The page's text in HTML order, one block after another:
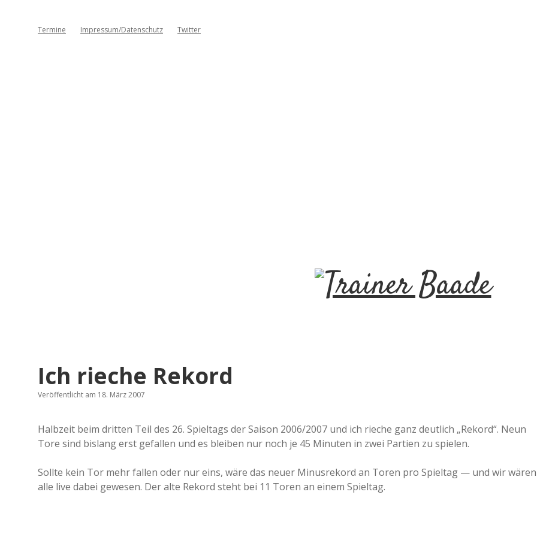
Termine Impressum/Datenschutz Twitter
T
n
e
r
Ich rieche Rekord
Veröffentlicht am 18. März 2007
Halbzeit beim dritten Teil des 26. Spieltags der Saison 2006/2007 und ich rieche ganz deutlich „Rekord“. Neun
Tore sind bislang erst gefallen und es bleiben nur noch je 45 Minuten in zwei Partien zu spielen.
Sollte kein Tor mehr fallen oder nur eins, wäre das neuer Minusrekord an Toren pro Spieltag — und wir wären
alle live dabei gewesen. Der alte Rekord steht bei 11 Toren an einem Spieltag.